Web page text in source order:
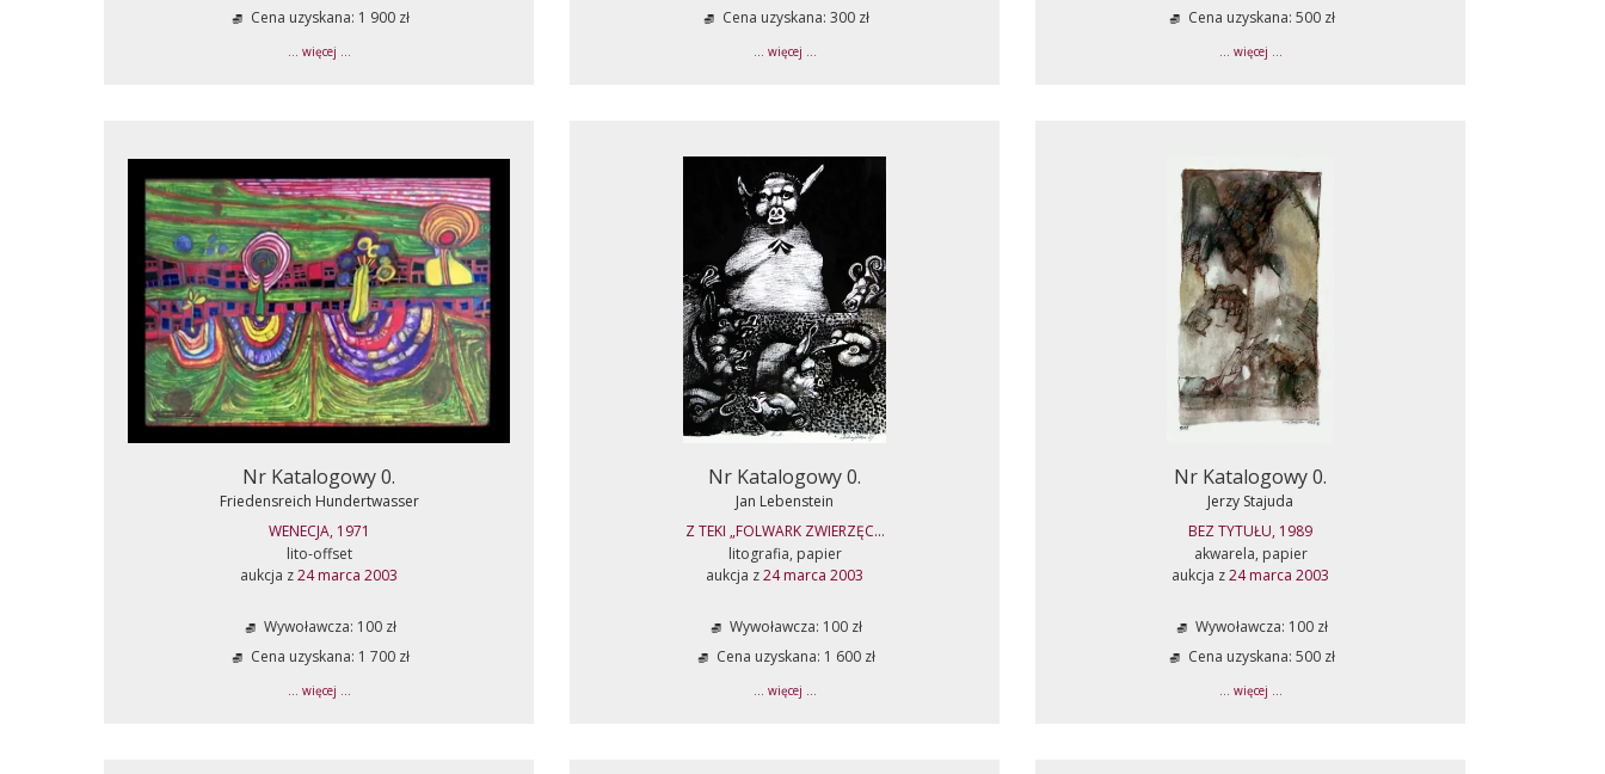
Cena uzyskana: 1 900 zł
... więcej ...
Cena uzyskana: 300 zł
... więcej ...
Cena uzyskana: 500 zł
... więcej ...
Nr Katalogowy 0.
Friedensreich Hundertwasser
WENECJA, 1971
lito-offset
aukcja z24 marca 2003
Wywoławcza: 100 zł
Cena uzyskana: 1 700 zł
... więcej ...
Nr Katalogowy 0.
Jan Lebenstein
Z TEKI „FOLWARK ZWIERZĘC...
litografia, papier
aukcja z24 marca 2003
Wywoławcza: 100 zł
Cena uzyskana: 1 600 zł
... więcej ...
Nr Katalogowy 0.
Jerzy Stajuda
BEZ TYTUŁU, 1989
akwarela, papier
aukcja z24 marca 2003
Wywoławcza: 100 zł
Cena uzyskana: 500 zł
... więcej ...